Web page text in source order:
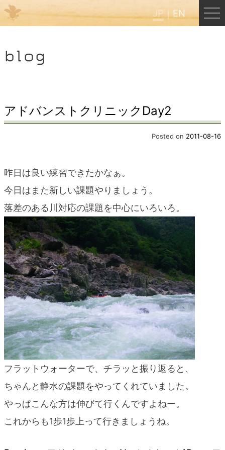
JP EN
HOME
くまのバックパッカーズ
くまのエクスペリエンス
blog
blog
アドバンストクリニックDay2
Posted on 2011-08-16
昨日は良い練習できたかなぁ。
今日はまた新しい課題やりましょう。
落差のある川対応の課題を中心にいろいろ。
フラットウォーターで、チラッと振り返ると、
ちゃんと静水の課題をやってくれていました。
やっぱこんな方は伸びて行くんですよねー。
これからも1歩1歩上って行きましょうね。